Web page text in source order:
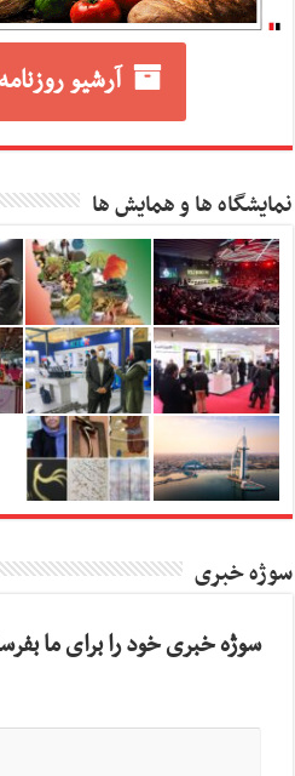
آرشیو
نمایشگاه ها و همایش ها
سوژه خبری
سوژه خبری خود را برای ما